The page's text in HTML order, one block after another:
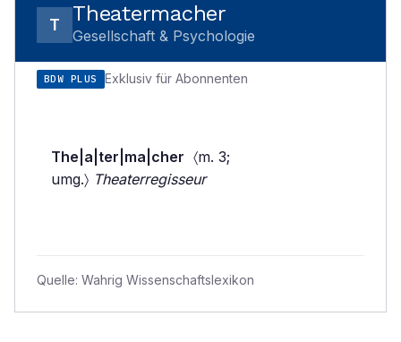
T Theatermacher
Gesellschaft & Psychologie
BDW PLUS Exklusiv für Abonnenten
The|a|ter|ma|cher 〈m. 3;
umg.〉 Theaterregisseur
Quelle: Wahrig Wissenschaftslexikon